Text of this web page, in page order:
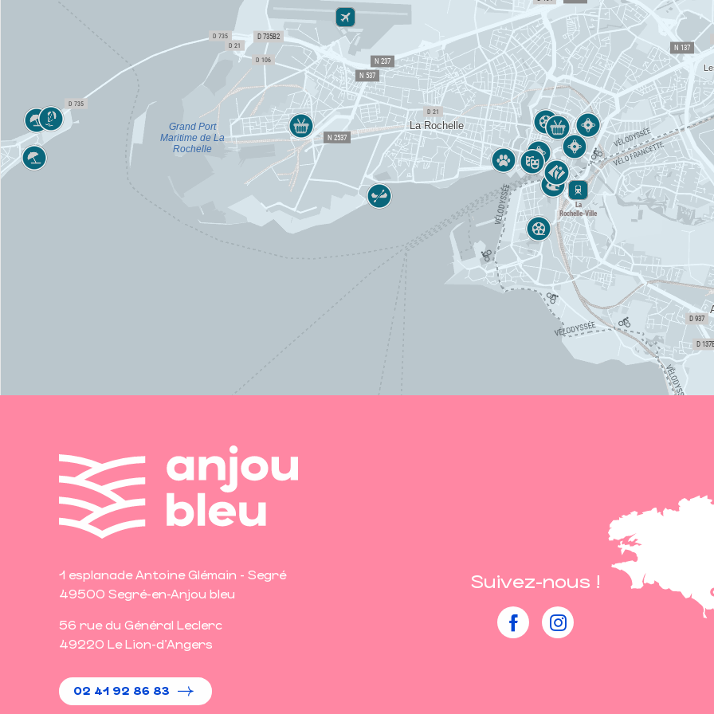
1 esplanade Antoine Glémain - Segré
49500 Segré-en-Anjou bleu
56 rue du Général Leclerc
49220 Le Lion-d'Angers
02 41 92 86 83
Suivez-nous !